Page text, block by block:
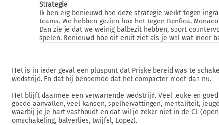
Strategie
Ik ben erg benieuwd hoe deze strategie werkt tegen
teams. We hebben gezien hoe het tegen Benfica, Monaco
Dan zie je dat we weinig balbezit hebben, soort
spelen. Benieuwd hoe dit eruit ziet als je wel wat meer
Het is in ieder geval een pluspunt dat Priske bereid was te
wedstrijd. En dat hij benoemde dat het compacter moet dan nu.
Het blijft daarmee een verwarrende wedstrijd. Veel leuke en
goede aanvallen, veel kansen, spelhervattingen, mentaliteit,
waarbij je je hart vasthoudt en dat wil je zeker niet in de CL
omschakeling, balverlies, twijfel, Lopez).